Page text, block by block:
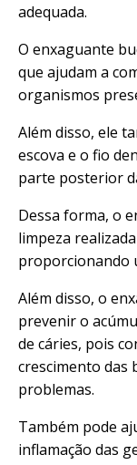
adequada.
O enxaguante
que ajudam a
organismos
Além disso, ele
escova e o fio
parte posterior
Dessa forma, o
limpeza
proporcionando
Além disso, o
prevenir o
de cáries, pois
crescimento das
problemas.
Também pode
inflamação das